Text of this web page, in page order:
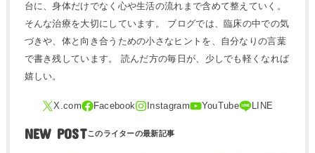
台に、身体だけでなく心や生活の流れまで含めて整えていく。
そんな治療を大切にしています。 ブログでは、臨床の中での気
づきや、体と向き合うための小さなヒントを、自分なりの言葉
で書き残しています。 読んだ方の毎日が、少しでも軽くなれば
嬉しい。
NEW POST